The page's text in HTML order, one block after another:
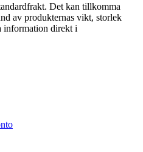
Det kan tillkomma
av produkternas vikt, storlek
information direkt i